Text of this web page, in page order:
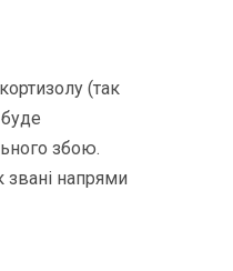
(так
збою.
напрями